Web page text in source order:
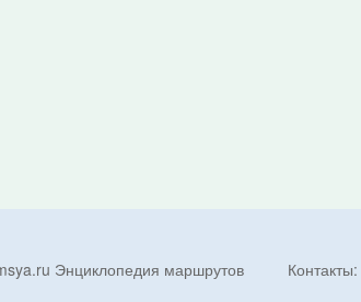
Энциклопедия маршрутов Контакты: